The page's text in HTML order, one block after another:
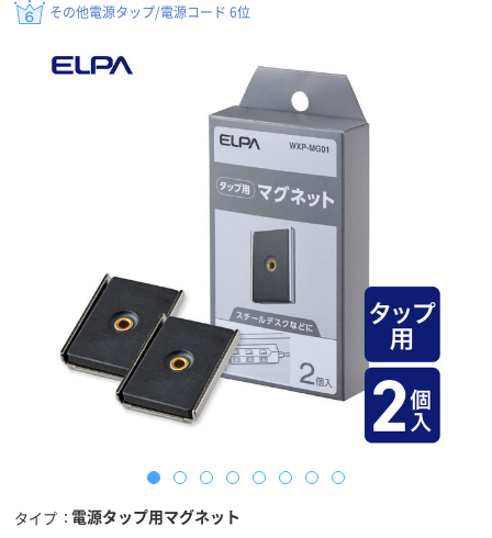
その他電源タップ/電源コード 6位
タイプ 電源タップ用マグネット